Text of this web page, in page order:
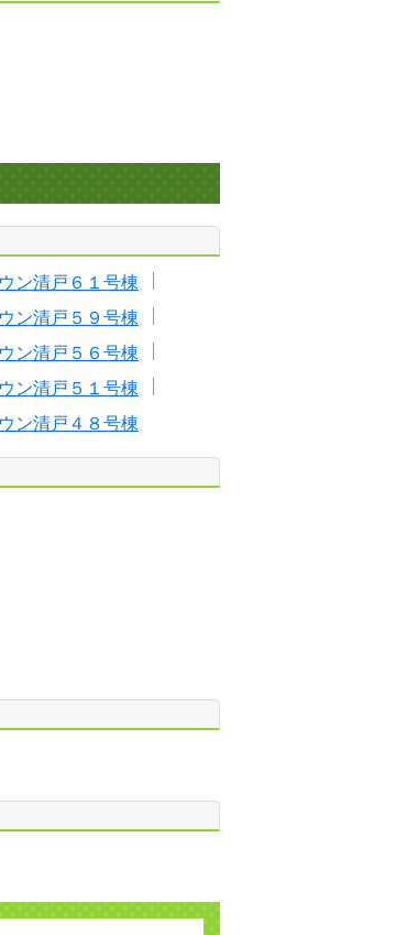
ン清戸６１号棟
ン清戸５９号棟
ン清戸５６号棟
ン清戸５１号棟
ン清戸４８号棟